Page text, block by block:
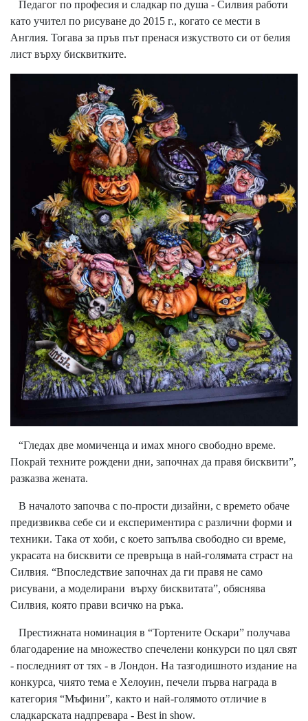
Педагог по професия и сладкар по душа - Силвия работи
като учител по рисуване до 2015 г., когато се мести в
Англия. Тогава за пръв път пренася изкуството си от белия
лист върху бисквитките.
“Гледах две момиченца и имах много свободно време.
Покрай техните рождени дни, започнах да правя бисквити”,
разказва жената.
В началото започва с по-прости дизайни, с времето обаче
предизвиква себе си и експериментира с различни форми и
техники. Така от хоби, с което запълва свободно си време,
украсата на бисквити се превръща в най-голямата страст на
Силвия. “Впоследствие започнах да ги правя не само
рисувани, а моделирани върху бисквитата”, обяснява
Силвия, която прави всичко на ръка.
Престижната номинация в “Тортените Оскари” получава
благодарение на множество спечелени конкурси по цял свят
- последният от тях - в Лондон. На тазгодишното издание на
конкурса, чиято тема е Хелоуин, печели първа награда в
категория “Мъфини”, както и най-голямото отличие в
сладкарската надпревара - Best in show.